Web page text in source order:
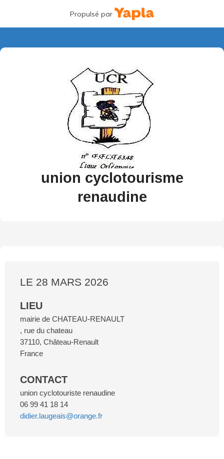
Propulsé par
union cyclotourisme
renaudine
LE 28 MARS 2026
LIEU
mairie de CHATEAU-RENAULT
, rue du chateau
37110, Château-Renault
France
CONTACT
union cyclotouriste renaudine
06 99 41 18 14
didier.laugeais@orange.fr